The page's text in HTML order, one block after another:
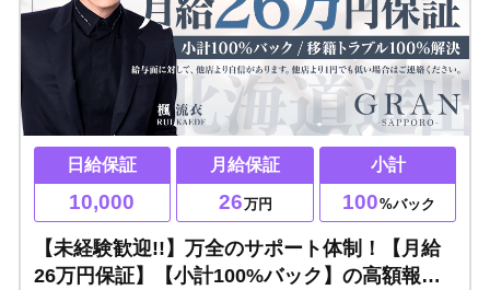
日給保証
10,000
月給保証
26万円
小計
100%バック
【未経験歓迎!!】万全のサポート体制！【月給
26万円保証】【小計100%バック】の高額報酬